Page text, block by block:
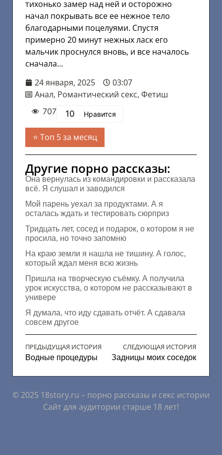
тихонько замер над ней и осторожно
начал покрывать все ее нежное тело
благодарными поцелуями. Спустя
примерно 20 минут нежных ласк его
мальчик проснулся вновь, и все началось
сначала…
24 января, 2025
03:07
Анал, Романтический секс, Фетиш
707 10 Нравится
Топ 5 за месяц
Другие порно рассказы:
Она вернулась из командировки и рассказала
всё. Я слушал и заводился
Мой парень уехал за продуктами. А я
осталась ждать и тестировать сюрприз
Тридцать лет, сосед и подарок, о котором я не
просила, но точно запомню
На краю земли я нашла не тишину. А голос,
который ждал меня всю жизнь
Пришла на творческую съёмку. А получила
урок искусства, о котором не рассказывают в
универе
Я думала, что иду сдавать отчёт. А сдавала
совсем другое
ПРЕДЫДУЩАЯ ИСТОРИЯ
Водные процедуры
СЛЕДУЮЩАЯ ИСТОРИЯ
Задницы моих соседок
© 2025 18story.ru – порно рассказы и секс истории
Сайт для аудитории старше 18 лет!